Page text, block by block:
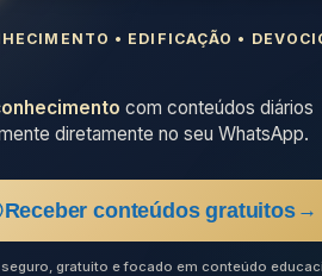
• EDIFICAÇÃO •
com conteúdos diários
diretamente no seu WhatsApp.
Receber conteúdos gratuitos →
gratuito e focado em conteúdo